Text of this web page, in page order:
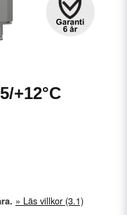
+12°C
Läs villkor (3.1)